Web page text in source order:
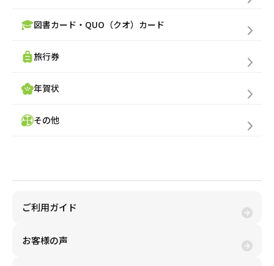
図書カード・QUO（クオ）カード
旅行券
年賀状
その他
ご利用ガイド
お客様の声